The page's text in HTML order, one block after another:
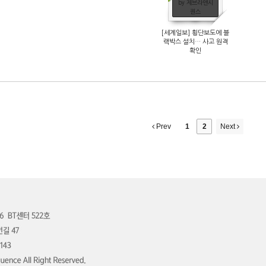
by 제브라앤시
퀀스
[세계일보] 횡단보도에 블
랙박스 설치… 사고 원격
확인
Prev 1 2 Next